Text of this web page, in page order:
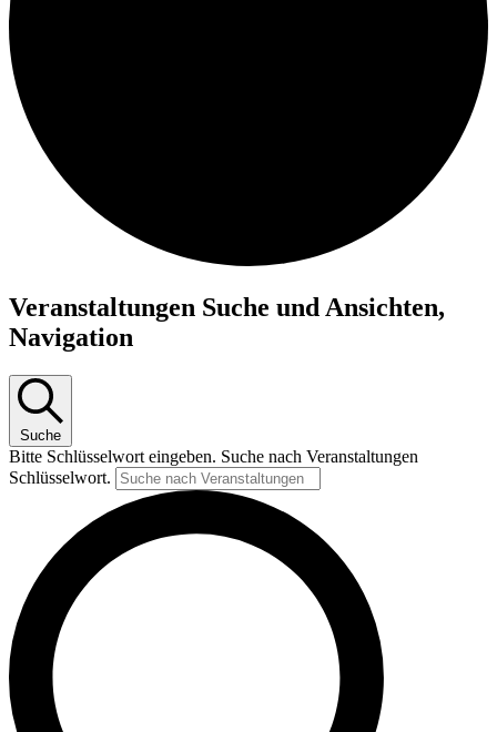
Veranstaltungen
für
26,
2026
Veranstaltungen Suche und Ansichten,
Navigation
Suche
Bitte Schlüsselwort eingeben. Suche nach Veranstaltungen
Schlüsselwort.